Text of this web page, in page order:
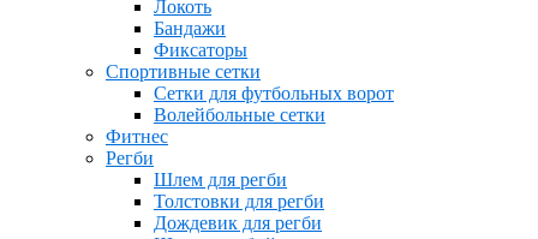
Локоть
Бандажи
Фиксаторы
Спортивные сетки
Сетки для футбольных ворот
Волейбольные сетки
Фитнес
Регби
Шлем для регби
Толстовки для регби
Дождевик для регби